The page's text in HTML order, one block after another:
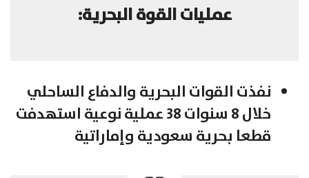
عمليات القوة البحرية:
نفذت القوات البحرية والدفاع الساحلي
خلال 8 سنوات 38 عملية نوعية استهدفت
قطعا بحرية سعودية وإماراتية